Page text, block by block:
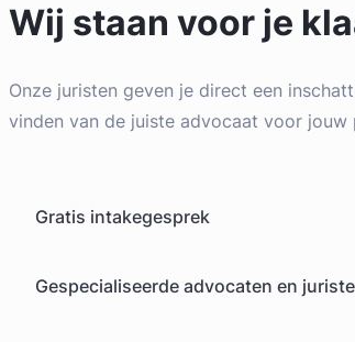
Wij staan voor je
Onze juristen geven je direct een
vinden van de juiste advocaat voor jouw
Gratis intakegesprek
Gespecialiseerde advocaten en